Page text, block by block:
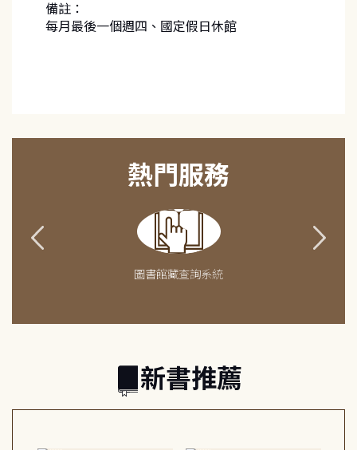
備註：
每月最後一個週四、國定假日休館
熱門服務
圖書館藏查詢系統
新書推薦